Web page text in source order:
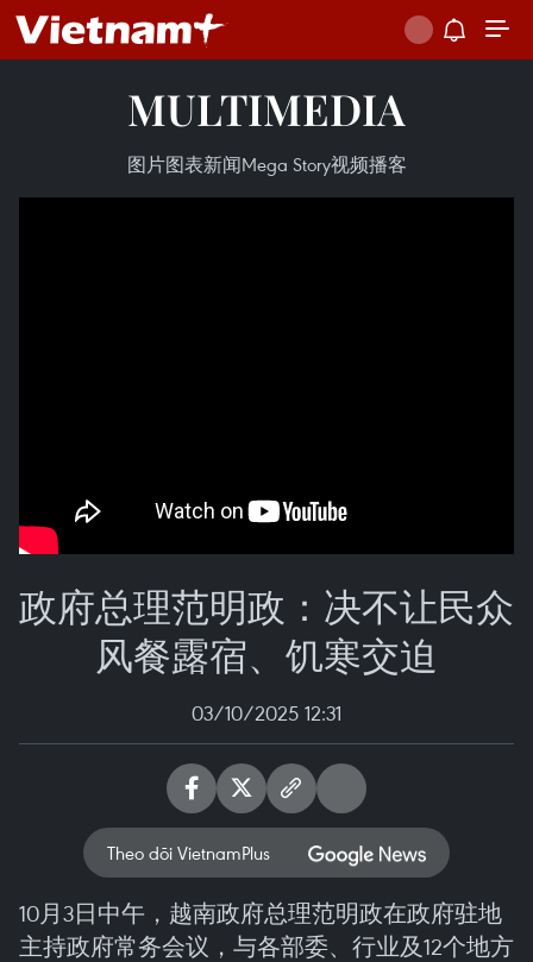
MULTIMEDIA
图片图表新闻Mega Story视频播客
政府总理范明政：决不让民众
风餐露宿、饥寒交迫
03/10/2025 12:31
Theo dõi VietnamPlus
10月3日中午，越南政府总理范明政在政府驻地
主持政府常务会议，与各部委、行业及12个地方